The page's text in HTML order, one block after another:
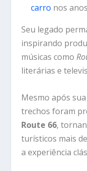
carro nos
Seu legado
inspirando
músicas como
literárias e
Mesmo após
trechos foram
Route 66,
turísticos mais
a experiência